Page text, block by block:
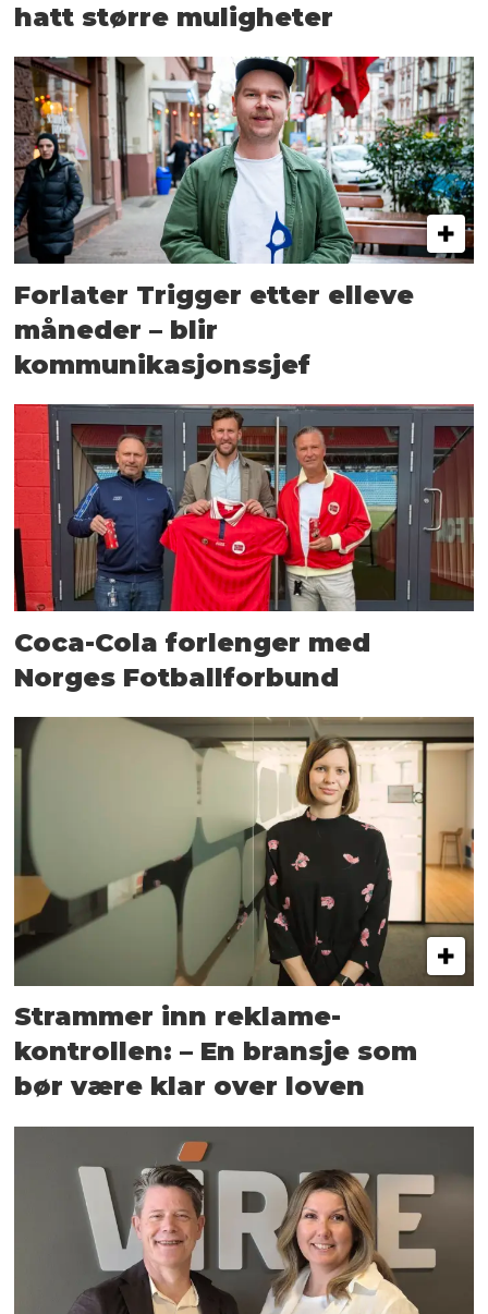
hatt større muligheter
Forlater Trigger etter elleve
måneder – blir
kommunikasjonssjef
Coca-Cola forlenger med
Norges Fotballforbund
Strammer inn reklame-
kontrollen: – En bransje som
bør være klar over loven